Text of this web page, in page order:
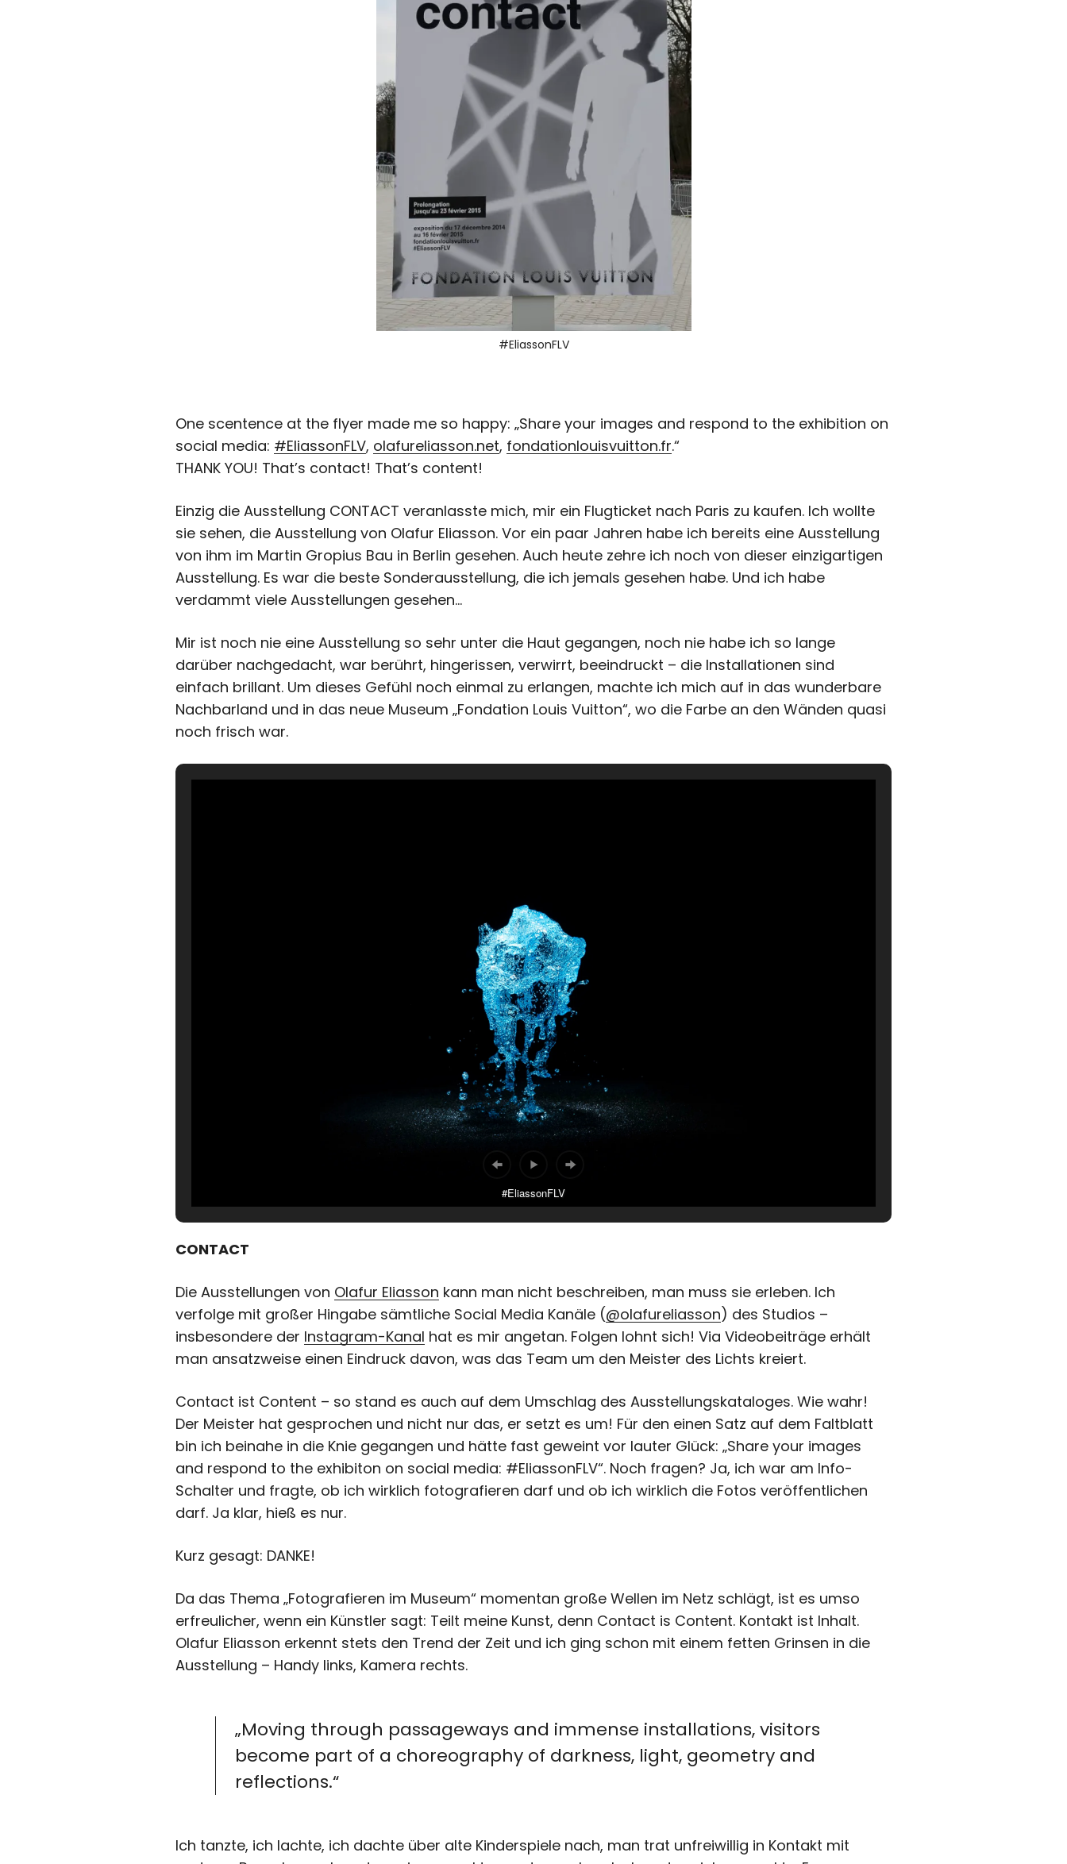
#EliassonFLV
One scentence at the flyer made me so happy: „Share your images and respond to the exhibition on
social media: #EliassonFLV, olafureliasson.net, fondationlouisvuitton.fr.“
THANK YOU! That’s contact! That’s content!
Einzig die Ausstellung CONTACT veranlasste mich, mir ein Flugticket nach Paris zu kaufen. Ich wollte
sie sehen, die Ausstellung von Olafur Eliasson. Vor ein paar Jahren habe ich bereits eine Ausstellung
von ihm im Martin Gropius Bau in Berlin gesehen. Auch heute zehre ich noch von dieser einzigartigen
Ausstellung. Es war die beste Sonderausstellung, die ich jemals gesehen habe. Und ich habe
verdammt viele Ausstellungen gesehen…
Mir ist noch nie eine Ausstellung so sehr unter die Haut gegangen, noch nie habe ich so lange
darüber nachgedacht, war berührt, hingerissen, verwirrt, beeindruckt – die Installationen sind
einfach brillant. Um dieses Gefühl noch einmal zu erlangen, machte ich mich auf in das wunderbare
Nachbarland und in das neue Museum „Fondation Louis Vuitton“, wo die Farbe an den Wänden quasi
noch frisch war.
#EliassonFLV
CONTACT
Die Ausstellungen von Olafur Eliasson kann man nicht beschreiben, man muss sie erleben. Ich
verfolge mit großer Hingabe sämtliche Social Media Kanäle (@olafureliasson) des Studios –
insbesondere der Instagram-Kanal hat es mir angetan. Folgen lohnt sich! Via Videobeiträge erhält
man ansatzweise einen Eindruck davon, was das Team um den Meister des Lichts kreiert.
Contact ist Content – so stand es auch auf dem Umschlag des Ausstellungskataloges. Wie wahr!
Der Meister hat gesprochen und nicht nur das, er setzt es um! Für den einen Satz auf dem Faltblatt
bin ich beinahe in die Knie gegangen und hätte fast geweint vor lauter Glück: „Share your images
and respond to the exhibiton on social media: #EliassonFLV“. Noch fragen? Ja, ich war am Info-
Schalter und fragte, ob ich wirklich fotografieren darf und ob ich wirklich die Fotos veröffentlichen
darf. Ja klar, hieß es nur.
Kurz gesagt: DANKE!
Da das Thema „Fotografieren im Museum“ momentan große Wellen im Netz schlägt, ist es umso
erfreulicher, wenn ein Künstler sagt: Teilt meine Kunst, denn Contact is Content. Kontakt ist Inhalt.
Olafur Eliasson erkennt stets den Trend der Zeit und ich ging schon mit einem fetten Grinsen in die
Ausstellung – Handy links, Kamera rechts.
„Moving through passageways and immense installations, visitors
become part of a choreography of darkness, light, geometry and
reflections.“
Ich tanzte, ich lachte, ich dachte über alte Kinderspiele nach, man trat unfreiwillig in Kontakt mit